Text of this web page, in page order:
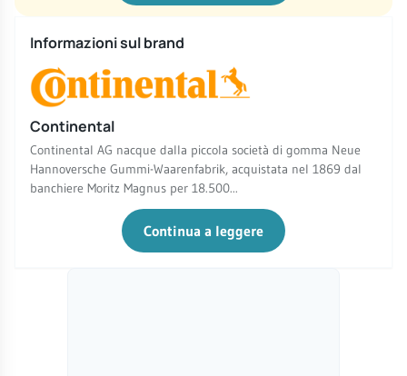
Informazioni sul brand
Continental
Continental AG nacque dalla piccola società di gomma Neue
Hannoversche Gummi-Waarenfabrik, acquistata nel 1869 dal
banchiere Moritz Magnus per 18.500...
Continua a leggere